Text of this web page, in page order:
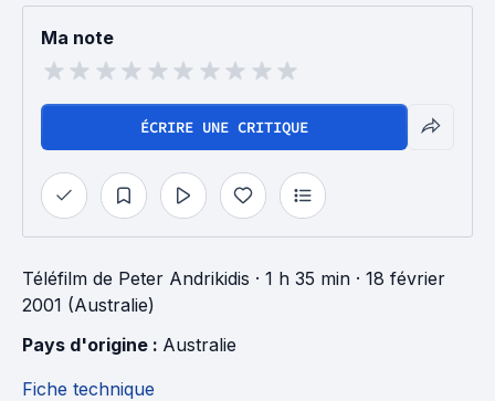
Ma note
ÉCRIRE UNE CRITIQUE
Téléfilm de Peter Andrikidis · 1 h 35 min · 18 février
2001 (Australie)
Pays d'origine : Australie
Fiche technique